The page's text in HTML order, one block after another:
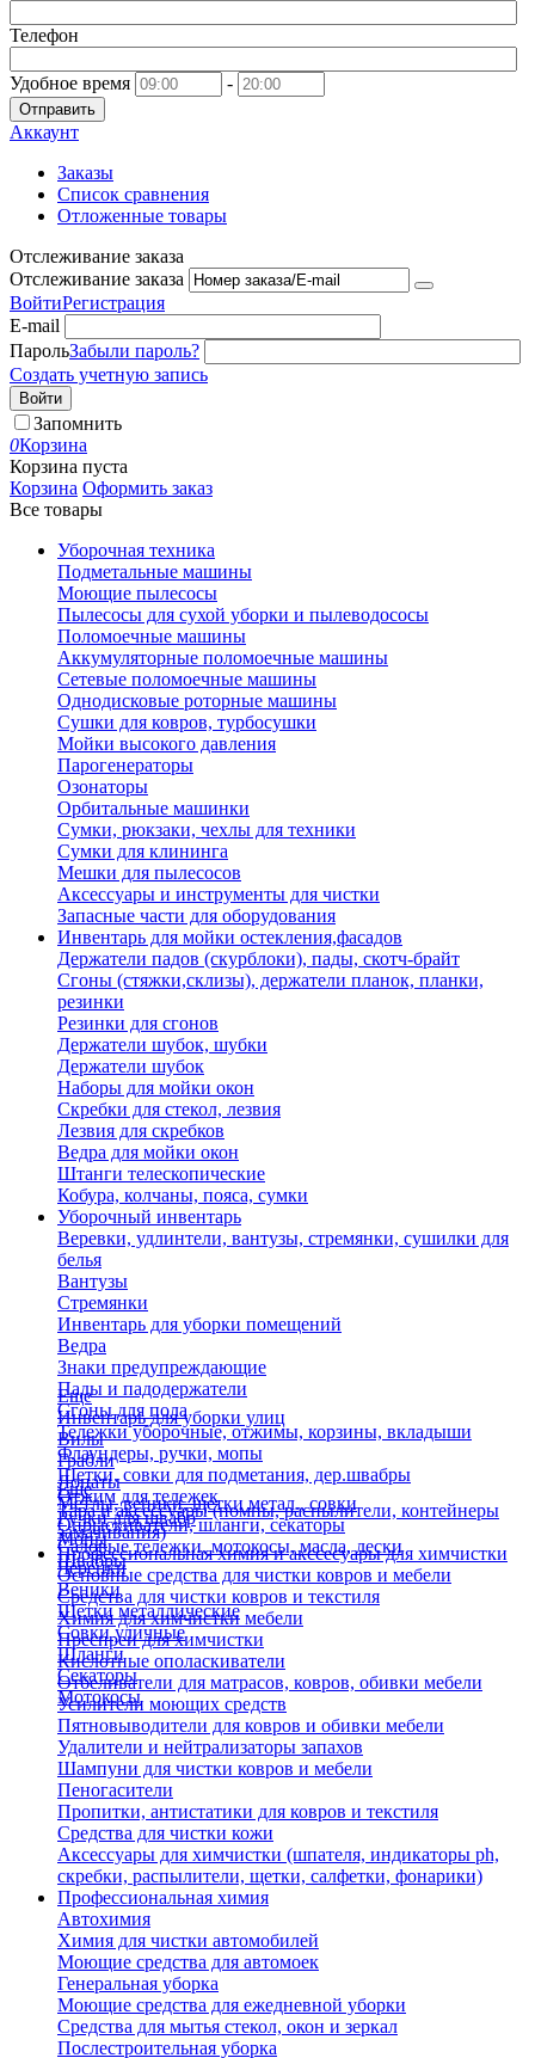
Телефон
Удобное время -
Отправить
Аккаунт
Заказы
Список сравнения
Отложенные товары
Отслеживание заказа
Отслеживание заказа
ВойтиРегистрация
E-mail
ПарольЗабыли пароль?
Создать учетную запись
Войти
Запомнить
0Корзина
Корзина пуста
Корзина Оформить заказ
Все товары
Уборочная техника
Подметальные машины
Моющие пылесосы
Пылесосы для сухой уборки и пылеводососы
Поломоечные машины
Аккумуляторные поломоечные машины
Сетевые поломоечные машины
Однодисковые роторные машины
Сушки для ковров, турбосушки
Мойки высокого давления
Парогенераторы
Озонаторы
Орбитальные машинки
Сумки, рюкзаки, чехлы для техники
Сумки для клининга
Мешки для пылесосов
Аксессуары и инструменты для чистки
Запасные части для оборудования
Инвентарь для мойки остекления,фасадов
Держатели падов (скурблоки), пады, скотч-брайт
Сгоны (стяжки,склизы), держатели планок, планки,
резинки
Резинки для сгонов
Держатели шубок, шубки
Держатели шубок
Наборы для мойки окон
Скребки для стекол, лезвия
Лезвия для скребков
Ведра для мойки окон
Штанги телескопические
Кобура, колчаны, пояса, сумки
Уборочный инвентарь
Веревки, удлинтели, вантузы, стремянки, сушилки для
белья
Вантузы
Стремянки
Инвентарь для уборки помещений
Ведра
Знаки предупреждающие
Пады и падодержатели
Сгоны для пола
Тележки уборочные, отжимы, корзины, вкладыши
Флаундеры, ручки, мопы
Щетки, совки для подметания, дер.швабры
Отжим для тележек
Ручки для швабр
Мопы
Швабры
Еще
Инвентарь для уборки улиц
Вилы
Грабли
Лопаты
Метлы, веники, щетки метал., совки
Опрыскиватели, шланги, секаторы
Садовые тележки, мотокосы, масла, лески
Черенки
Веники
Щетки металлические
Совки уличные
Шланги
Секаторы
Мотокосы
Еще
Тара и аксессуары (помпы, распылители, контейнеры
замачивания)
Профессиональная химия и акссесуары для химчистки
Основные средства для чистки ковров и мебели
Средства для чистки ковров и текстиля
Химия для химчистки мебели
Преспреи для химчистки
Кислотные ополаскиватели
Отбеливатели для матрасов, ковров, обивки мебели
Усилители моющих средств
Пятновыводители для ковров и обивки мебели
Удалители и нейтрализаторы запахов
Шампуни для чистки ковров и мебели
Пеногасители
Пропитки, антистатики для ковров и текстиля
Средства для чистки кожи
Аксессуары для химчистки (шпателя, индикаторы ph,
скребки, распылители, щетки, салфетки, фонарики)
Профессиональная химия
Автохимия
Химия для чистки автомобилей
Моющие средства для автомоек
Генеральная уборка
Моющие средства для ежедневной уборки
Средства для мытья стекол, окон и зеркал
Послестроительная уборка